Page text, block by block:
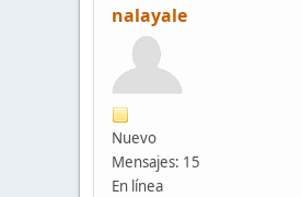
nalayale
Nuevo
Mensajes: 15
En línea